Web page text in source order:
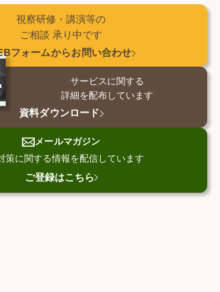
視察研修・講演等の
ご相談 承り中です
フォームから⁨⁩お問い合わせ
サービスに関する
詳細を配布しています
資料ダウンロード
メールマガジン
策に関する情報を配信しています
ご登録はこちら